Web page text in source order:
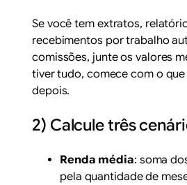
Se você tem extratos,
recebimentos por trabalho
comissões, junte os valores
tiver tudo, comece com o
depois.
2) Calcule três
Renda média: soma
pela quantidade de